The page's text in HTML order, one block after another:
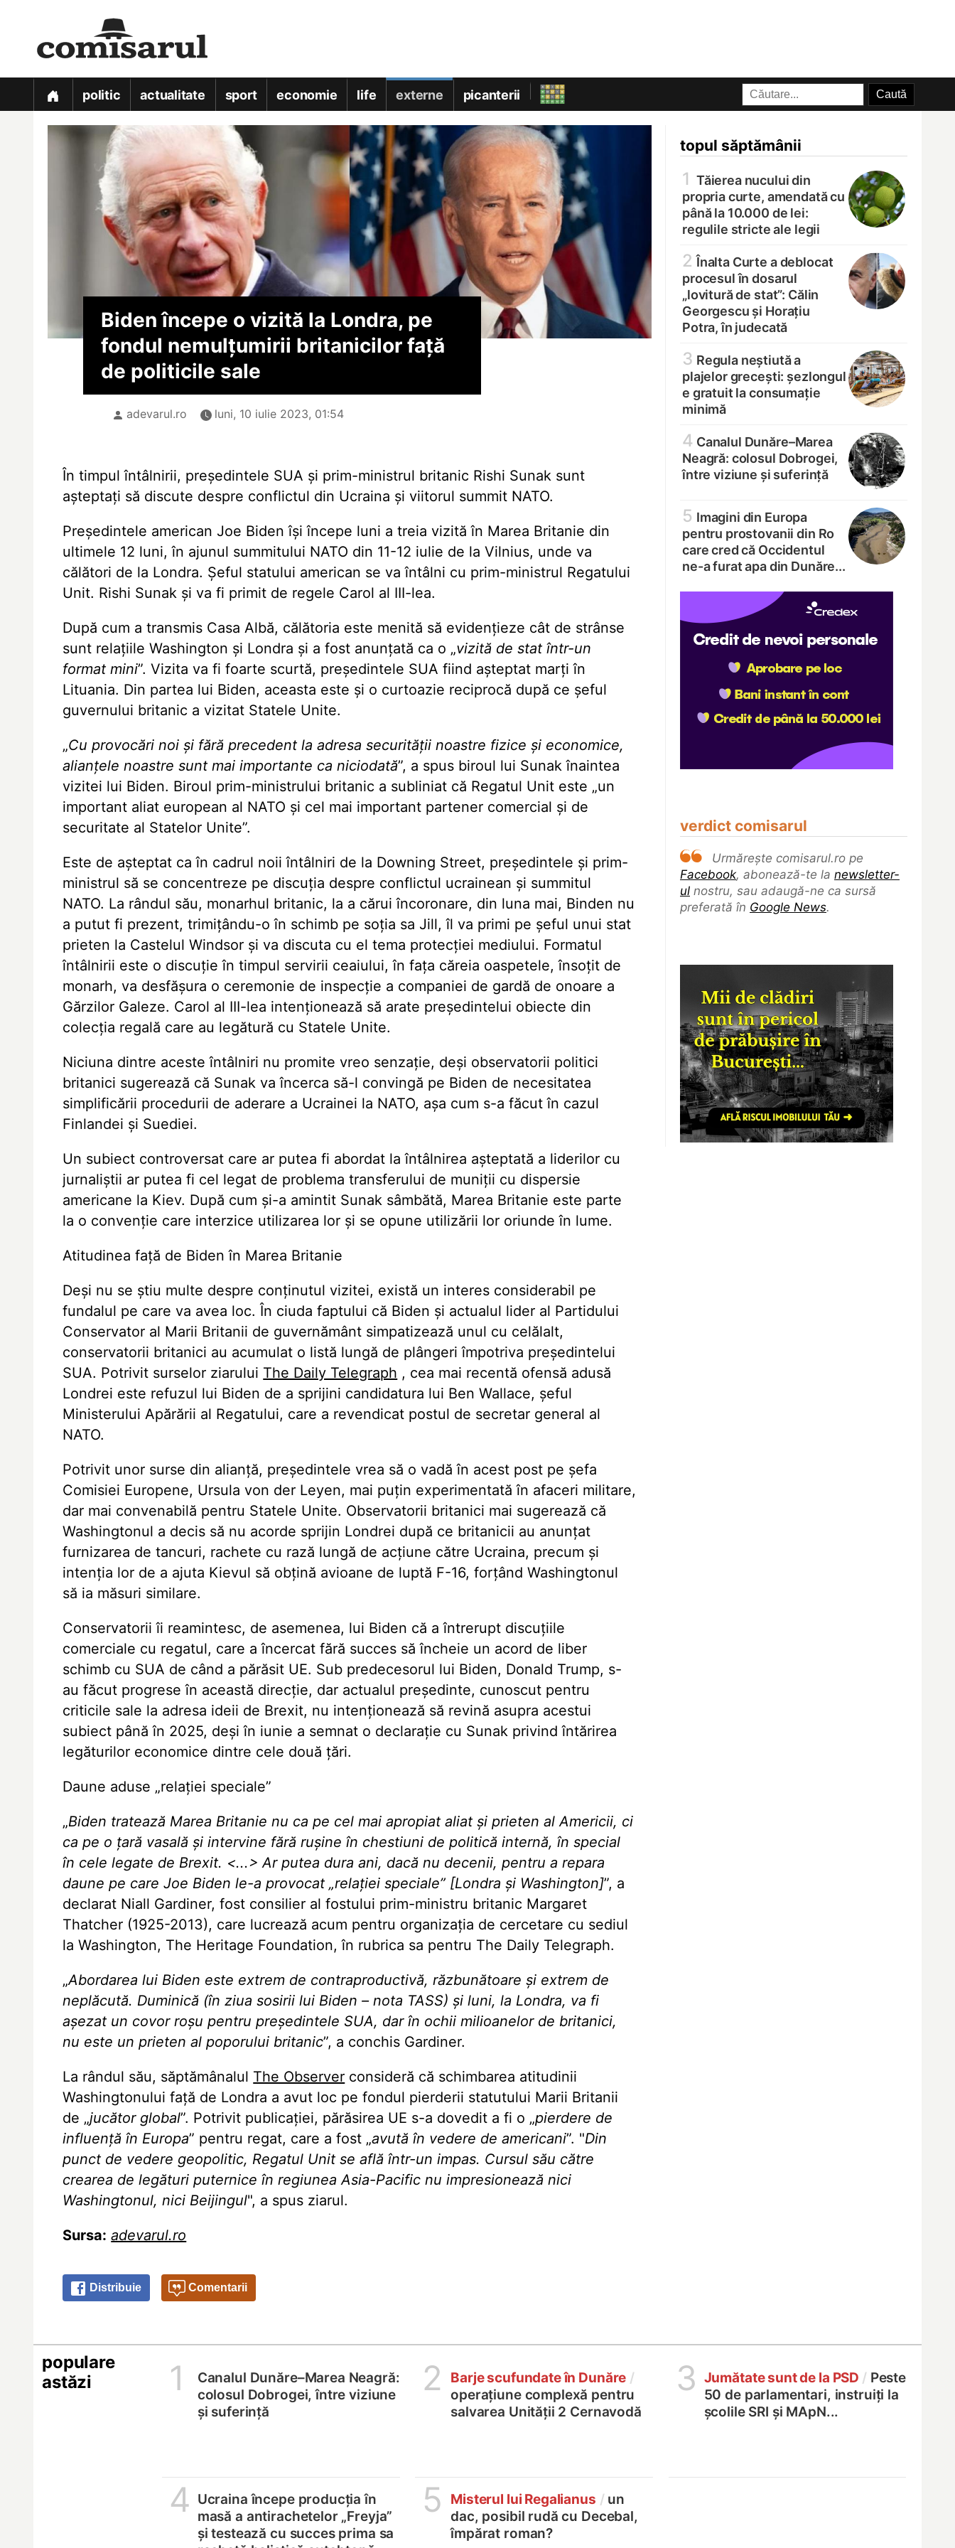
politic actualitate sport economie life externe picanterii
topul săptămânii
1 Tăierea nucului din
propria curte, amendată cu
până la 10.000 de lei:
regulile stricte ale legii
2 Înalta Curte a deblocat
procesul în dosarul
„lovitură de stat”: Călin
Georgescu și Horațiu
Potra, în judecată
3 Regula neștiută a
plajelor grecești: șezlongul
e gratuit la consumație
minimă
4 Canalul Dunăre–Marea
Neagră: colosul Dobrogei,
între viziune și suferință
5 Imagini din Europa
pentru prostovanii din Ro
care cred că Occidentul
ne-a furat apa din Dunăre...
verdict comisarul
Urmărește comisarul.ro pe
Facebook, abonează-te la newsletter-
ul nostru, sau adaugă-ne ca sursă
preferată în Google News.
Biden începe o vizită la Londra, pe
fondul nemulțumirii britanicilor față
de politicile sale
adevarul.ro luni, 10 iulie 2023, 01:54
În timpul întâlnirii, președintele SUA și prim-ministrul britanic Rishi Sunak sunt
așteptați să discute despre conflictul din Ucraina și viitorul summit NATO.
Președintele american Joe Biden își începe luni a treia vizită în Marea Britanie din
ultimele 12 luni, în ajunul summitului NATO din 11-12 iulie de la Vilnius, unde va
călători de la Londra. Șeful statului american se va întâlni cu prim-ministrul Regatului
Unit. Rishi Sunak și va fi primit de regele Carol al III-lea.
După cum a transmis Casa Albă, călătoria este menită să evidențieze cât de strânse
sunt relațiile Washington și Londra și a fost anunțată ca o „vizită de stat într-un
format mini”. Vizita va fi foarte scurtă, președintele SUA fiind așteptat marți în
Lituania. Din partea lui Biden, aceasta este și o curtoazie reciprocă după ce șeful
guvernului britanic a vizitat Statele Unite.
„Cu provocări noi și fără precedent la adresa securității noastre fizice și economice,
alianțele noastre sunt mai importante ca niciodată”, a spus biroul lui Sunak înaintea
vizitei lui Biden. Biroul prim-ministrului britanic a subliniat că Regatul Unit este „un
important aliat european al NATO și cel mai important partener comercial și de
securitate al Statelor Unite”.
Este de așteptat ca în cadrul noii întâlniri de la Downing Street, președintele și prim-
ministrul să se concentreze pe discuția despre conflictul ucrainean și summitul
NATO. La rândul său, monarhul britanic, la a cărui ​​încoronare, din luna mai, Binden nu
a putut fi prezent, trimițându-o în schimb pe soția sa Jill, îl va primi pe șeful unui stat
prieten la Castelul Windsor și va discuta cu el tema protecției mediului. Formatul
întâlnirii este o discuție în timpul servirii ceaiului, în fața căreia oaspetele, însoțit de
monarh, va desfășura o ceremonie de inspecție a companiei de gardă de onoare a
Gărzilor Galeze. Carol al III-lea intenționează să arate președintelui obiecte din
colecția regală care au legătură cu Statele Unite.
Niciuna dintre aceste întâlniri nu promite vreo senzație, deși observatorii politici
britanici sugerează că Sunak va încerca să-l convingă pe Biden de necesitatea
simplificării procedurii de aderare a Ucrainei la NATO, așa cum s-a făcut în cazul
Finlandei și Suediei.
Un subiect controversat care ar putea fi abordat la întâlnirea așteptată a liderilor cu
jurnaliştii ar putea fi cel legat de problema transferului de muniții cu dispersie
americane la Kiev. După cum și-a amintit Sunak sâmbătă, Marea Britanie este parte
la o convenție care interzice utilizarea lor și se opune utilizării lor oriunde în lume.
Atitudinea față de Biden în Marea Britanie
Deși nu se știu multe despre conținutul vizitei, există un interes considerabil pe
fundalul pe care va avea loc. În ciuda faptului că Biden și actualul lider al Partidului
Conservator al Marii Britanii de guvernământ simpatizează unul cu celălalt,
conservatorii britanici au acumulat o listă lungă de plângeri împotriva președintelui
SUA. Potrivit surselor ziarului The Daily Telegraph , cea mai recentă ofensă adusă
Londrei este refuzul lui Biden de a sprijini candidatura lui Ben Wallace, șeful
Ministerului Apărării al Regatului, care a revendicat postul de secretar general al
NATO.
Potrivit unor surse din alianță, președintele vrea să o vadă în acest post pe șefa
Comisiei Europene, Ursula von der Leyen, mai puțin experimentată în afaceri militare,
dar mai convenabilă pentru Statele Unite. Observatorii britanici mai sugerează că
Washingtonul a decis să nu acorde sprijin Londrei după ce britanicii au anunțat
furnizarea de tancuri, rachete cu rază lungă de acțiune către Ucraina, precum și
intenția lor de a ajuta Kievul să obțină avioane de luptă F-16, forțând Washingtonul
să ia măsuri similare.
Conservatorii îi reamintesc, de asemenea, lui Biden că a întrerupt discuțiile
comerciale cu regatul, care a încercat fără succes să încheie un acord de liber
schimb cu SUA de când a părăsit UE. Sub predecesorul lui Biden, Donald Trump, s-
au făcut progrese în această direcție, dar actualul președinte, cunoscut pentru
criticile sale la adresa ideii de Brexit, nu intenționează să revină asupra acestui
subiect până în 2025, deși în iunie a semnat o declarație cu Sunak privind întărirea
legăturilor economice dintre cele două țări.
Daune aduse „relației speciale”
„Biden tratează Marea Britanie nu ca pe cel mai apropiat aliat și prieten al Americii, ci
ca pe o țară vasală și intervine fără rușine în chestiuni de politică internă, în special
în cele legate de Brexit. <...> Ar putea dura ani, dacă nu decenii, pentru a repara
daune pe care Joe Biden le-a provocat „relației speciale” [Londra și Washington]”, a
declarat Niall Gardiner, fost consilier al fostului prim-ministru britanic Margaret
Thatcher (1925-2013), care lucrează acum pentru organizația de cercetare cu sediul
la Washington, The Heritage Foundation, în rubrica sa pentru The Daily Telegraph.
„Abordarea lui Biden este extrem de contraproductivă, răzbunătoare și extrem de
neplăcută. Duminică (în ziua sosirii lui Biden – nota TASS) și luni, la Londra, va fi
așezat un covor roșu pentru președintele SUA, dar în ochii milioanelor de britanici,
nu este un prieten al poporului britanic”, a conchis Gardiner.
La rândul său, săptămânalul The Observer consideră că schimbarea atitudinii
Washingtonului față de Londra a avut loc pe fondul pierderii statutului Marii Britanii
de „jucător global”. Potrivit publicației, părăsirea UE s-a dovedit a fi o „pierdere de
influență în Europa” pentru regat, care a fost „avută în vedere de americani”. "Din
punct de vedere geopolitic, Regatul Unit se află într-un impas. Cursul său către
crearea de legături puternice în regiunea Asia-Pacific nu impresionează nici
Washingtonul, nici Beijingul", a spus ziarul.
Sursa: adevarul.ro
Distribuie Comentarii
populare
astăzi
1
Canalul Dunăre–Marea Neagră:
colosul Dobrogei, între viziune
și suferință
2 Barje scufundate în Dunăre /
operațiune complexă pentru
salvarea Unității 2 Cernavodă
3 Jumătate sunt de la PSD / Peste
50 de parlamentari, instruiți la
școlile SRI și MApN...
4 Ucraina începe producția în
masă a antirachetelor „Freyja”
și testează cu succes prima sa
5 Misterul lui Regalianus / un
dac, posibil rudă cu Decebal,
împărat roman?